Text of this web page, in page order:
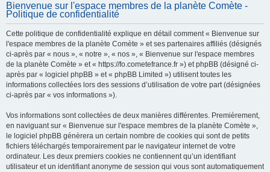
Bienvenue sur l'espace membres de la planète Comète -
Politique de confidentialité
Cette politique de confidentialité explique en détail comment « Bienvenue sur
l'espace membres de la planète Comète » et ses partenaires affiliés (désignés
ci-après par « nous », « notre », « nos », « Bienvenue sur l'espace membres
de la planète Comète » et « https://fo.cometefrance.fr ») et phpBB (désigné ci-
après par « logiciel phpBB » et « phpBB Limited ») utilisent toutes les
informations collectées lors des sessions d’utilisation de votre part (désignées
ci-après par « vos informations »).
Vos informations sont collectées de deux manières différentes. Premièrement,
en naviguant sur « Bienvenue sur l'espace membres de la planète Comète »,
le logiciel phpBB génèrera un certain nombre de cookies qui sont de petits
fichiers téléchargés temporairement par le navigateur internet de votre
ordinateur. Les deux premiers cookies ne contiennent qu’un identifiant
utilisateur et un identifiant anonyme de session qui vous sont automatiquement